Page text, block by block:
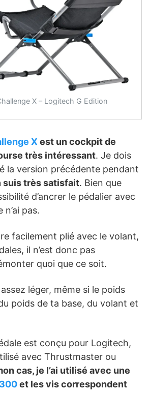
X – Logitech G Edition
X est un cockpit de
très intéressant. Je dois
la version précédente pendant
suis très satisfait. Bien que
d’ancrer le pédalier avec
n’ai pas.
facilement plié avec le volant,
il n’est donc pas
quoi que ce soit.
léger, même si le poids
poids de ta base, du volant et
est conçu pour Logitech,
avec Thrustmaster ou
cas, je l’ai utilisé avec une
et les vis correspondent